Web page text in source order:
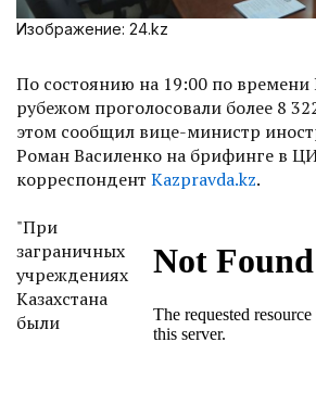
Изображение: 24.kz
По состоянию на 19:00 по времени
рубежом проголосовали более 8
этом сообщил вице-министр
Роман Василенко на брифинге в
корреспондент Kazpravda.kz.
"При
заграничных
учреждениях
Казахстана
были